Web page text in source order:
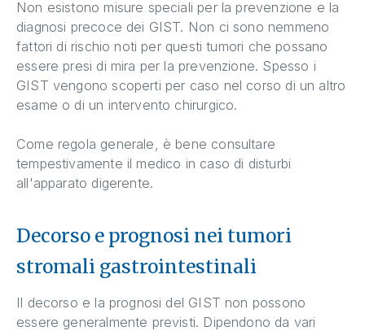
Non esistono misure speciali per la prevenzione e la
diagnosi precoce dei GIST. Non ci sono nemmeno
fattori di rischio noti per questi tumori che possano
essere presi di mira per la prevenzione. Spesso i
GIST vengono scoperti per caso nel corso di un altro
esame o di un intervento chirurgico.
Come regola generale, è bene consultare
tempestivamente il medico in caso di disturbi
all'apparato digerente.
Decorso e prognosi nei tumori
stromali gastrointestinali
Il decorso e la prognosi del GIST non possono
essere generalmente previsti. Dipendono da vari